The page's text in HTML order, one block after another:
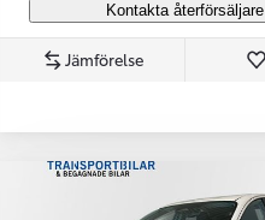
Kontakta återförsäljare
Jämförelse